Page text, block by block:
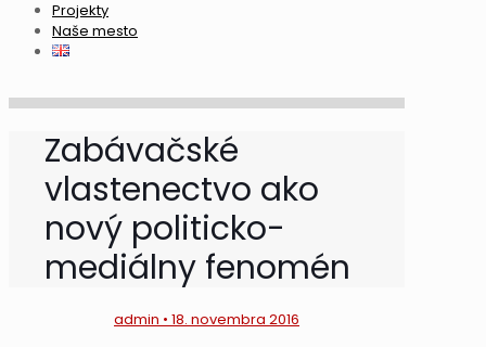
Projekty
Naše mesto
Zabávačské
vlastenectvo ako
nový politicko-
mediálny fenomén
admin • 18. novembra 2016